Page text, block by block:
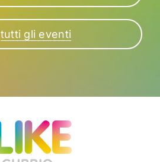
tutti gli eventi